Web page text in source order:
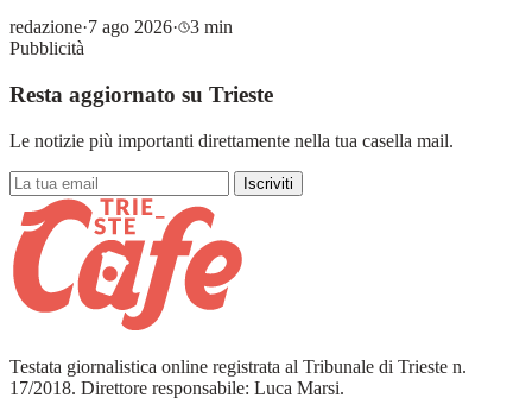
redazione·7 ago 2026·
3 min
Pubblicità
Resta aggiornato su Trieste
Le notizie più importanti direttamente nella tua casella mail.
Iscriviti
Testata giornalistica online registrata al Tribunale di Trieste n.
17/2018. Direttore responsabile: Luca Marsi.